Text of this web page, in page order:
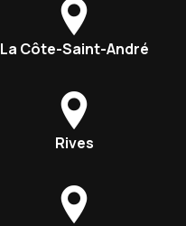
La Côte-Saint-André
Rives